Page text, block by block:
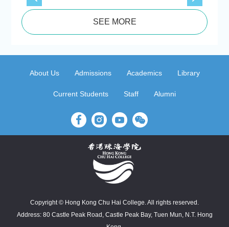
SEE MORE
About Us Admissions Academics Library
Current Students Staff Alumni
Copyright © Hong Kong Chu Hai College. All rights reserved.
Address: 80 Castle Peak Road, Castle Peak Bay, Tuen Mun, N.T. Hong